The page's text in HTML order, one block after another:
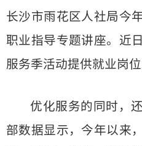
长沙市雨花区人社局今
职业指导专题讲座。近
服务季活动提供就业岗位
优化服务的同时，
部数据显示，今年以来